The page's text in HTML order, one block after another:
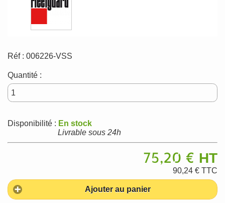
Réf : 006226-VSS
Quantité :
Disponibilité : En stock
Livrable sous 24h
75,20 € HT
90,24 € TTC
Ajouter au panier